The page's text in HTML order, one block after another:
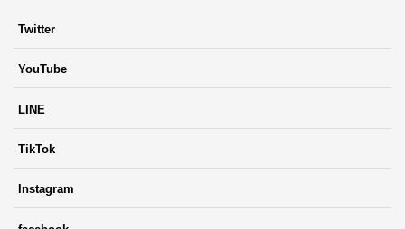
Twitter
YouTube
LINE
TikTok
Instagram